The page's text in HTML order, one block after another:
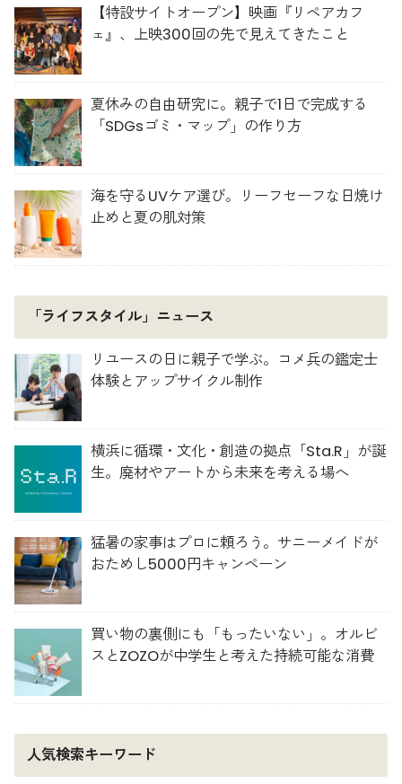
【特設サイトオープン】映画『リペアカフ
ェ』、上映300回の先で見えてきたこと
夏休みの自由研究に。親子で1日で完成する
「SDGsゴミ・マップ」の作り方
海を守るUVケア選び。リーフセーフな日焼け
止めと夏の肌対策
「ライフスタイル」ニュース
リユースの日に親子で学ぶ。コメ兵の鑑定士
体験とアップサイクル制作
横浜に循環・文化・創造の拠点「Sta.R」が誕
生。廃材やアートから未来を考える場へ
猛暑の家事はプロに頼ろう。サニーメイドが
おためし5000円キャンペーン
買い物の裏側にも「もったいない」。オルビ
スとZOZOが中学生と考えた持続可能な消費
人気検索キーワード